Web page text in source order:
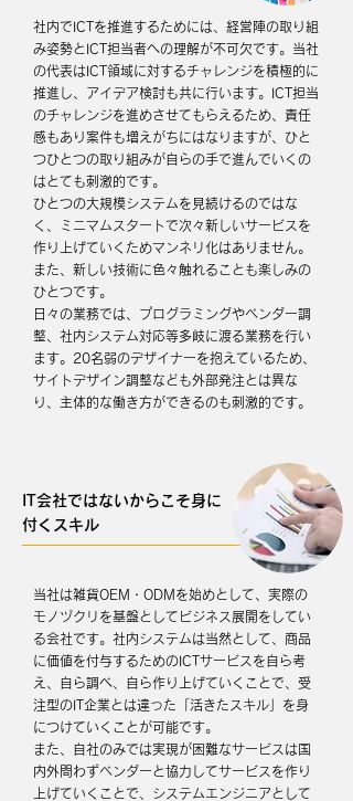
社内でICTを推進するためには、経営陣の取り組
み姿勢とICT担当者への理解が不可欠です。当社
の代表はICT領域に対するチャレンジを積極的に
推進し、アイデア検討も共に行います。ICT担当
のチャレンジを進めさせてもらえるため、責任
感もあり案件も増えがちにはなりますが、ひと
つひとつの取り組みが自らの手で進んでいくの
はとても刺激的です。
ひとつの大規模システムを見続けるのではな
く、ミニマムスタートで次々新しいサービスを
作り上げていくためマンネリ化はありません。
また、新しい技術に色々触れることも楽しみの
ひとつです。
日々の業務では、プログラミングやベンダー調
整、社内システム対応等多岐に渡る業務を行い
ます。20名弱のデザイナーを抱えているため、
サイトデザイン調整なども外部発注とは異な
り、主体的な働き方ができるのも刺激的です。
IT会社ではないからこそ身に
付くスキル
当社は雑貨OEM・ODMを始めとして、実際の
モノヅクリを基盤としてビジネス展開をしてい
る会社です。社内システムは当然として、商品
に価値を付与するためのICTサービスを自ら考
え、自ら調べ、自ら作り上げていくことで、受
注型のIT企業とは違った「活きたスキル」を身
につけていくことが可能です。
また、自社のみでは実現が困難なサービスは国
内外問わずベンダーと協力してサービスを作り
上げていくことで、システムエンジニアとして